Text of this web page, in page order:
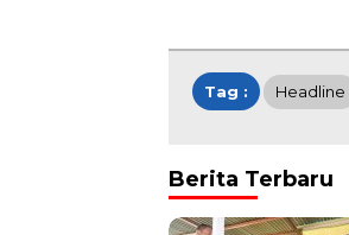
Tag : Headline
Berita Terbaru